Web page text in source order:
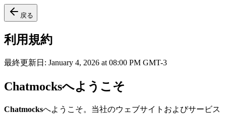
戻る
利用規約
最終更新日 : January 4, 2026 at 08:00 PM GMT-3
Chatmocksへようこそ
Chatmocksへようこそ。当社のウェブサイトおよびサービス